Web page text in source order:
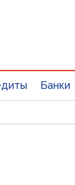
Банки